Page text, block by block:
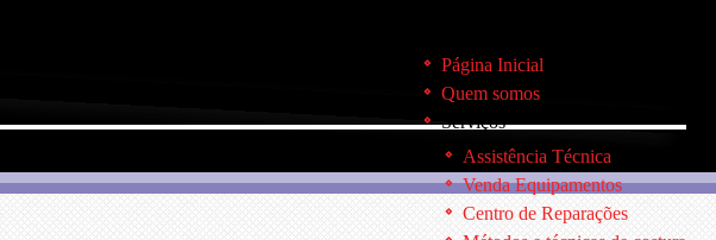
Página Inicial
Quem somos
Serviços
Assistência Técnica
Venda Equipamentos
Centro de Reparações